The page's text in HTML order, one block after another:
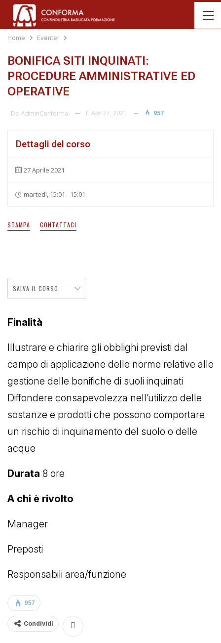
Home Eventer
BONIFICA SITI INQUINATI:
PROCEDURE AMMINISTRATIVE ED
OPERATIVE
Da AdminConforma Il Apr 27, 2021 957
Dettagli del corso
27 Aprile 2021
martedì, 15:01 - 15:01
STAMPA CONTATTACI
SALVA IL CORSO
Finalità
Illustrare e chiarire gli obblighi previsti dal
campo di applicazione delle norme relative alle
gestione delle bonifiche di suoli inquinati
Diffondere consapevolezza nell’utilizzo delle
sostanze e prodotti che possono comportare
un rischio di inquinamento del suolo o delle
acque
Durata 8 ore
A chi è rivolto
Manager
Preposti
Responsabili area/funzione
957
Condividi